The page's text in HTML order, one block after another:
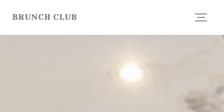
BRUNCH CLUB